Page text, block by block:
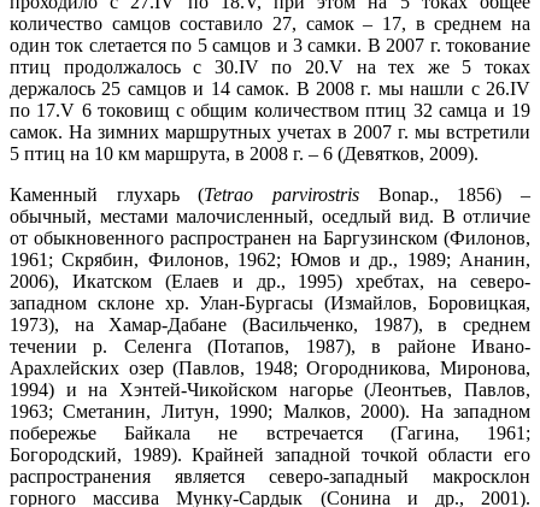
количество самцов составило 27, самок – 17, в среднем на
один ток слетается по 5 самцов и 3 самки. В 2007 г. токование
птиц продолжалось с 30.IV по 20.V на тех же 5 токах
держалось 25 самцов и 14 самок. В 2008 г. мы нашли с 26.IV
по 17.V 6 токовищ с общим количеством птиц 32 самца и 19
самок. На зимних маршрутных учетах в 2007 г. мы встретили
5 птиц на 10 км маршрута, в 2008 г. – 6 (Девятков, 2009).
Каменный глухарь (Tetrao parvirostris Bonap., 1856) –
обычный, местами малочисленный, оседлый вид. В отличие
от обыкновенного распространен на Баргузинском (Филонов,
1961; Скрябин, Филонов, 1962; Юмов и др., 1989; Ананин,
2006), Икатском (Елаев и др., 1995) хребтах, на северо-
западном склоне хр. Улан-Бургасы (Измайлов, Боровицкая,
1973), на Хамар-Дабане (Васильченко, 1987), в среднем
течении р. Селенга (Потапов, 1987), в районе Ивано-
Арахлейских озер (Павлов, 1948; Огородникова, Миронова,
1994) и на Хэнтей-Чикойском нагорье (Леонтьев, Павлов,
1963; Сметанин, Литун, 1990; Малков, 2000). На западном
побережье Байкала не встречается (Гагина, 1961;
Богородский, 1989). Крайней западной точкой области его
распространения является северо-западный макросклон
горного массива Мунку-Сардык (Сонина и др., 2001).